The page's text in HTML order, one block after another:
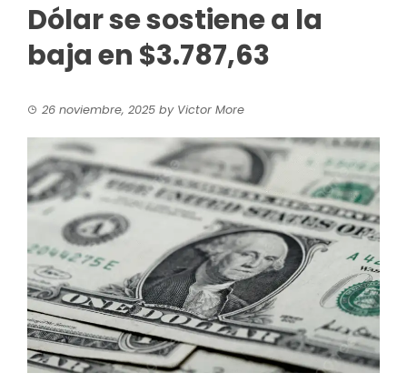
Dólar se sostiene a la
baja en $3.787,63
26 noviembre, 2025 by Victor More